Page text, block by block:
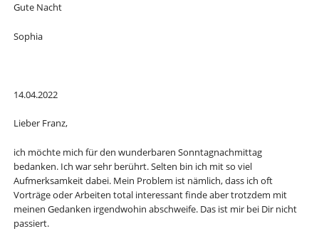
Gute Nacht
Sophia
14.04.2022
Lieber Franz,
ich möchte mich für den wunderbaren Sonntagnachmittag
bedanken. Ich war sehr berührt. Selten bin ich mit so viel
Aufmerksamkeit dabei. Mein Problem ist nämlich, dass ich oft
Vorträge oder Arbeiten total interessant finde aber trotzdem mit
meinen Gedanken irgendwohin abschweife. Das ist mir bei Dir nicht
passiert.